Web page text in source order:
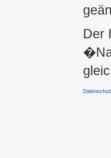
Der